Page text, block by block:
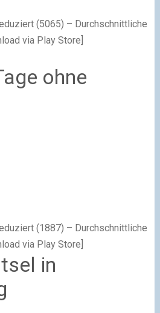
(5065) – Durchschnittliche
via Play Store]
ohne
(1887) – Durchschnittliche
via Play Store]
in